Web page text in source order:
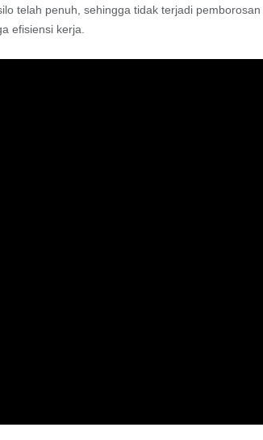
telah penuh, sehingga tidak terjadi pemborosan
efisiensi kerja.